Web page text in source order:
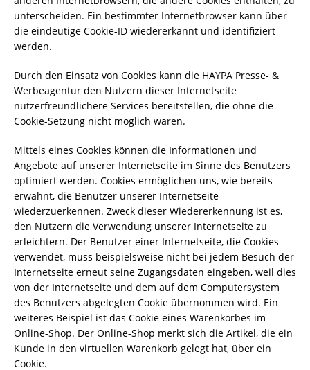
unterscheiden. Ein bestimmter Internetbrowser kann über
die eindeutige Cookie-ID wiedererkannt und identifiziert
werden.
Durch den Einsatz von Cookies kann die HAYPA Presse- &
Werbeagentur den Nutzern dieser Internetseite
nutzerfreundlichere Services bereitstellen, die ohne die
Cookie-Setzung nicht möglich wären.
Mittels eines Cookies können die Informationen und
Angebote auf unserer Internetseite im Sinne des Benutzers
optimiert werden. Cookies ermöglichen uns, wie bereits
erwähnt, die Benutzer unserer Internetseite
wiederzuerkennen. Zweck dieser Wiedererkennung ist es,
den Nutzern die Verwendung unserer Internetseite zu
erleichtern. Der Benutzer einer Internetseite, die Cookies
verwendet, muss beispielsweise nicht bei jedem Besuch der
Internetseite erneut seine Zugangsdaten eingeben, weil dies
von der Internetseite und dem auf dem Computersystem
des Benutzers abgelegten Cookie übernommen wird. Ein
weiteres Beispiel ist das Cookie eines Warenkorbes im
Online-Shop. Der Online-Shop merkt sich die Artikel, die ein
Kunde in den virtuellen Warenkorb gelegt hat, über ein
Cookie.